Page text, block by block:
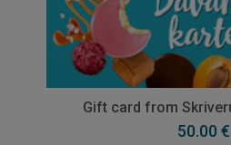
Gift card from
50.00 €